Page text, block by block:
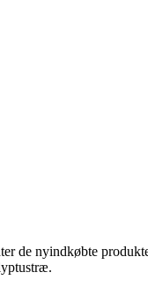
de nyindkøbte